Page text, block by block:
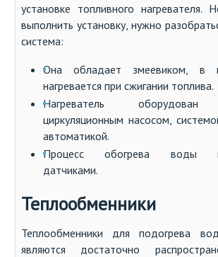
установке топливного
выполнить установку, нужно
система:
Она обладает змеевиком, в
нагревается при сжигании топлива.
Нагреватель оборудован
циркуляционным насосом,
автоматикой.
Процесс обогрева воды
датчиками.
Теплообменники
Теплообменники для подогрева
являются достаточно